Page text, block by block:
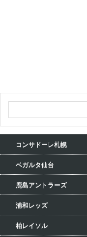
コンサドーレ札幌
ベガルタ仙台
鹿島アントラーズ
浦和レッズ
柏レイソル